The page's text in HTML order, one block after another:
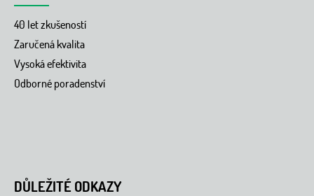
40 let zkušeností
Zaručená kvalita
Vysoká efektivita
Odborné poradenství
DŮLEŽITÉ ODKAZY